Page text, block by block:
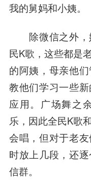
我的舅妈和小姨。
除微信之外，
民K歌，这些都是
的阿姨，母亲他
教他们学习一些
应用。广场舞之
乐，因此全民K歌
会唱，但对于老
时放上几段，还
信群。